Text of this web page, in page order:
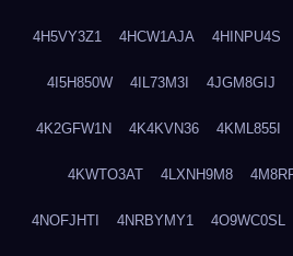
4H5VY3Z1 4HCW1AJA 4HINPU4S
4I5H850W 4IL73M3I 4JGM8GIJ
4K2GFW1N 4K4KVN36 4KML855I
4KWTO3AT 4LXNH9M8
4NOFJHTI 4NRBYMY1 4O9WC0SL